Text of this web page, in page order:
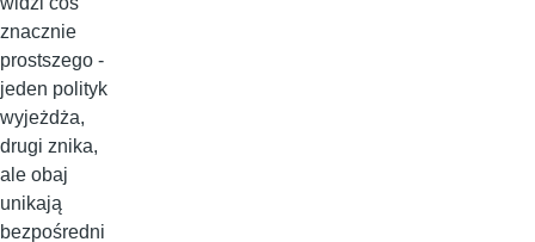
znacznie
prostszego -
jeden polityk
wyjeżdża,
drugi znika,
ale obaj
unikają
bezpośredni